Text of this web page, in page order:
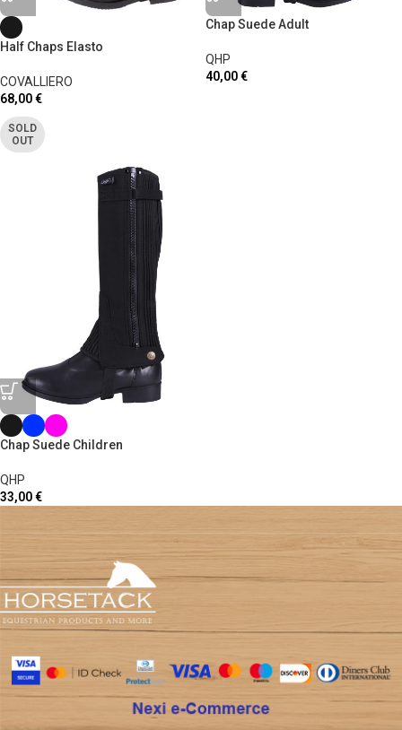
Half Chaps Elasto
COVALLIERO
68,00€
Chap Suede Adult
QHP
40,00€
SOLD
OUT
Chap Suede Children
QHP
33,00€